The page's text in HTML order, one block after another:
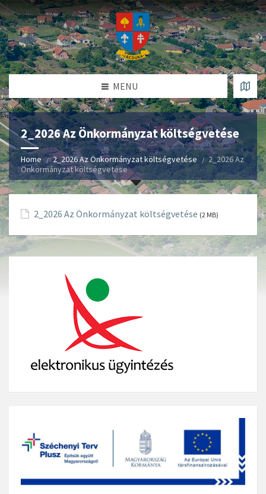
MENU
2_2026 Az Önkormányzat költségvetése
Home 2_2026 Az Önkormányzat költségvetése
2_2026 Az
Önkormányzat költségvetése
2_2026 Az Önkormányzat költségvetése (2 MB)